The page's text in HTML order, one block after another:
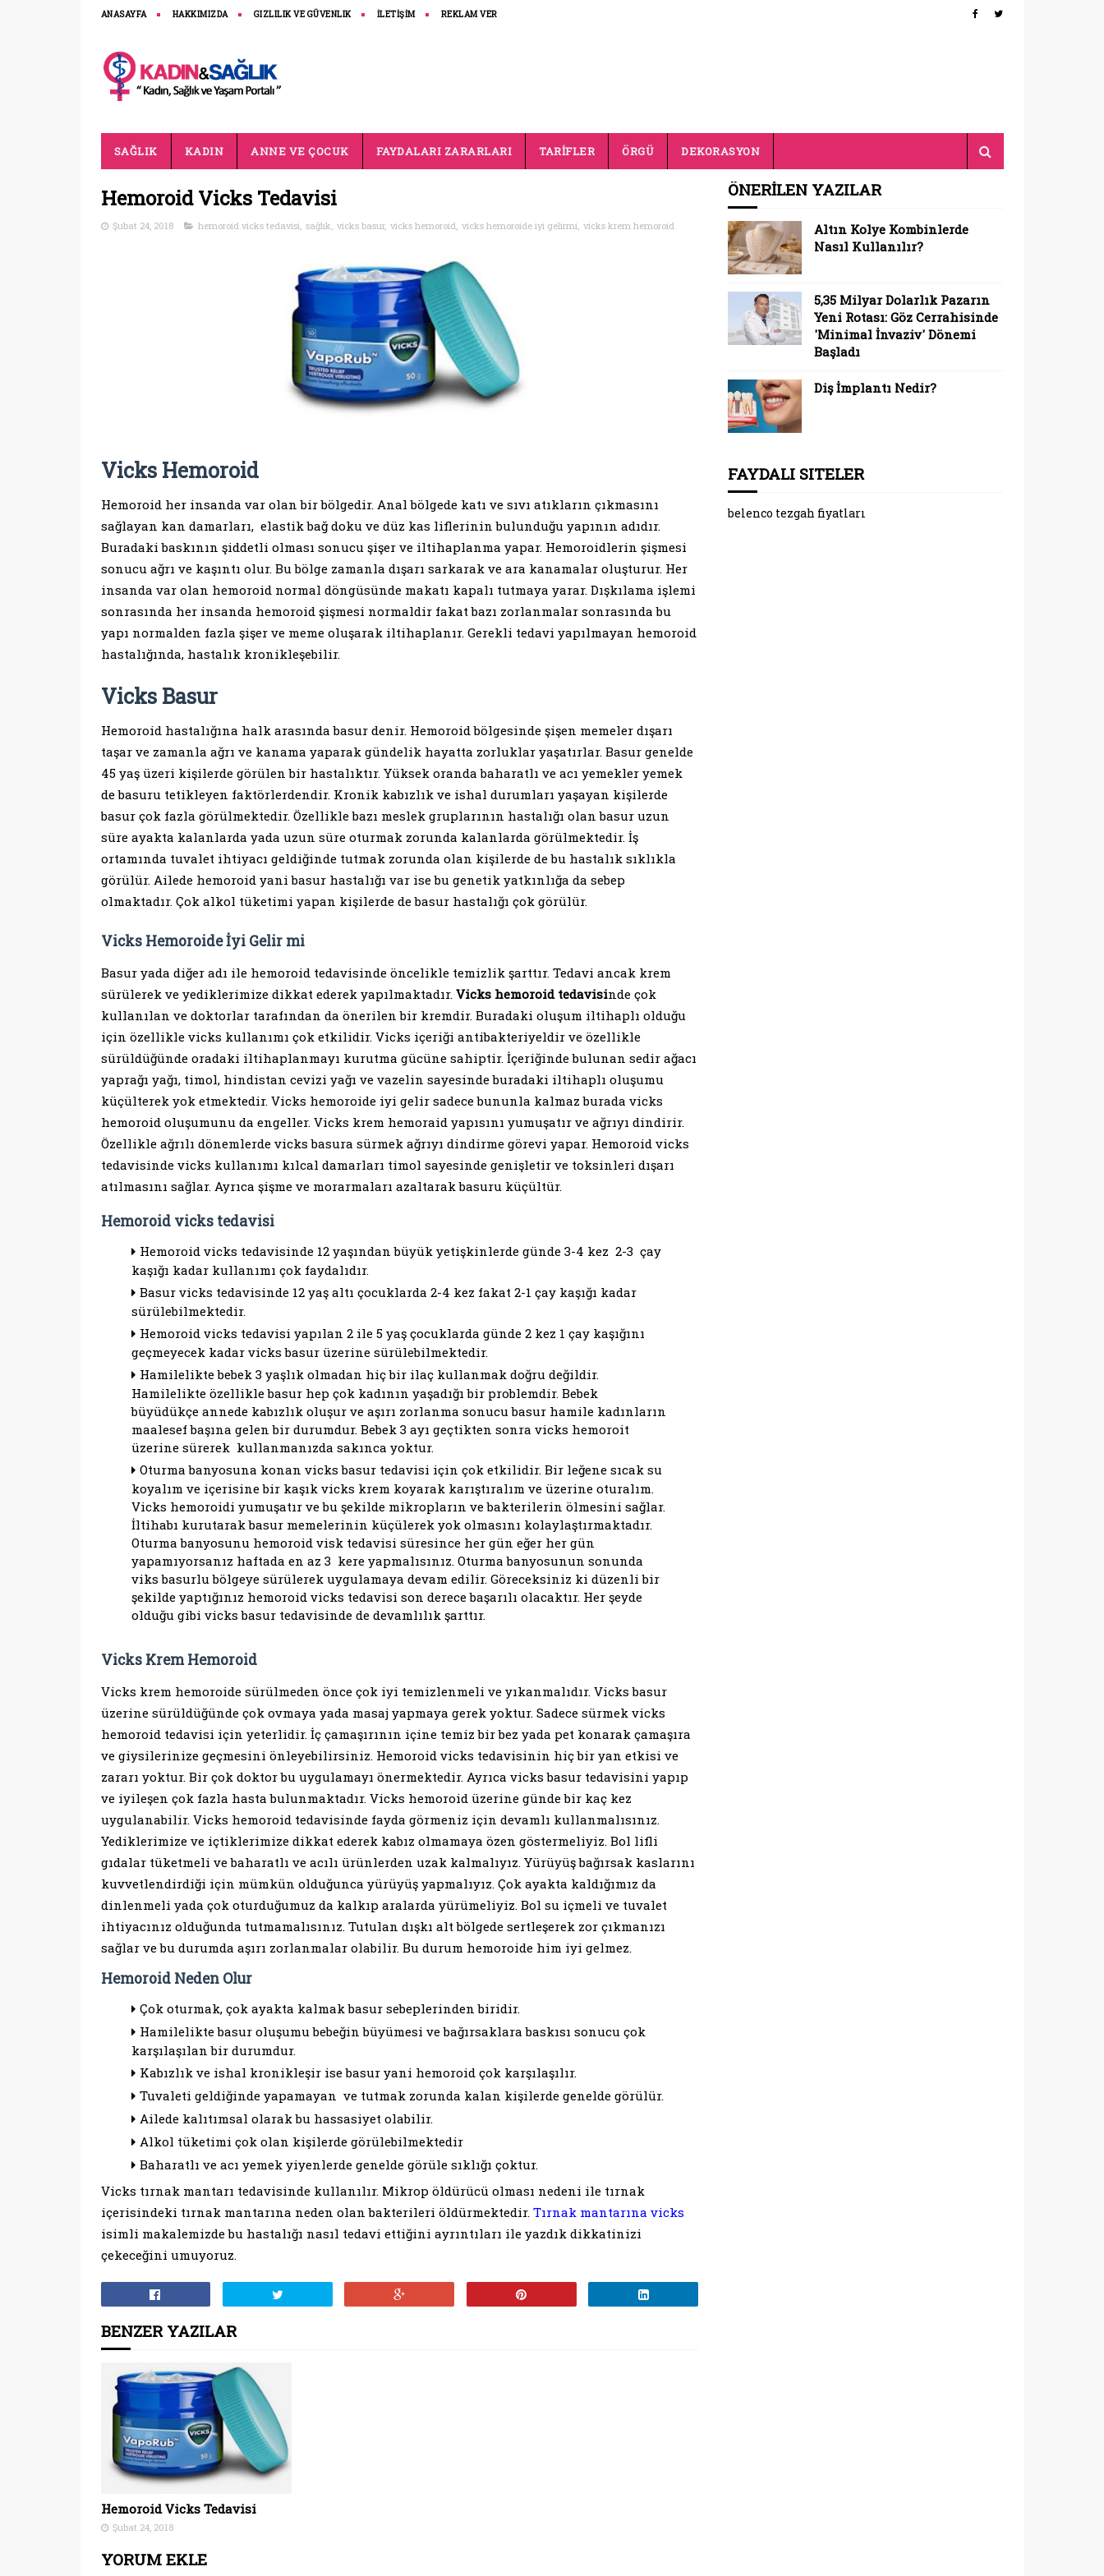
ANASAYFA HAKKIMIZDA GIZLILIK VE GÜVENLIK İLETİŞİM REKLAM VER
SAĞLIK KADIN ANNE VE ÇOCUK FAYDALARI ZARARLARI TARİFLER ÖRGÜ DEKORASYON
Hemoroid Vicks Tedavisi
Şubat 24, 2018 hemoroid vicks tedavisi, sağlık, vicks basur, vicks hemoroid, vicks hemoroide iyi gelirmi, vicks krem hemoroid
Vicks Hemoroid
Hemoroid her insanda var olan bir bölgedir. Anal bölgede katı ve sıvı atıkların çıkmasını
sağlayan kan damarları, elastik bağ doku ve düz kas liflerinin bulunduğu yapının adıdır.
Buradaki baskının şiddetli olması sonucu şişer ve iltihaplanma yapar. Hemoroidlerin şişmesi
sonucu ağrı ve kaşıntı olur. Bu bölge zamanla dışarı sarkarak ve ara kanamalar oluşturur. Her
insanda var olan hemoroid normal döngüsünde makatı kapalı tutmaya yarar. Dışkılama işlemi
sonrasında her insanda hemoroid şişmesi normaldir fakat bazı zorlanmalar sonrasında bu
yapı normalden fazla şişer ve meme oluşarak iltihaplanır. Gerekli tedavi yapılmayan hemoroid
hastalığında, hastalık kronikleşebilir.
Vicks Basur
Hemoroid hastalığına halk arasında basur denir. Hemoroid bölgesinde şişen memeler dışarı
taşar ve zamanla ağrı ve kanama yaparak gündelik hayatta zorluklar yaşatırlar. Basur genelde
45 yaş üzeri kişilerde görülen bir hastalıktır. Yüksek oranda baharatlı ve acı yemekler yemek
de basuru tetikleyen faktörlerdendir. Kronik kabızlık ve ishal durumları yaşayan kişilerde
basur çok fazla görülmektedir. Özellikle bazı meslek gruplarının hastalığı olan basur uzun
süre ayakta kalanlarda yada uzun süre oturmak zorunda kalanlarda görülmektedir. İş
ortamında tuvalet ihtiyacı geldiğinde tutmak zorunda olan kişilerde de bu hastalık sıklıkla
görülür. Ailede hemoroid yani basur hastalığı var ise bu genetik yatkınlığa da sebep
olmaktadır. Çok alkol tüketimi yapan kişilerde de basur hastalığı çok görülür.
Vicks Hemoroide İyi Gelir mi
Basur yada diğer adı ile hemoroid tedavisinde öncelikle temizlik şarttır. Tedavi ancak krem
sürülerek ve yediklerimize dikkat ederek yapılmaktadır. Vicks hemoroid tedavisinde çok
kullanılan ve doktorlar tarafından da önerilen bir kremdir. Buradaki oluşum iltihaplı olduğu
için özellikle vicks kullanımı çok etkilidir. Vicks içeriği antibakteriyeldir ve özellikle
sürüldüğünde oradaki iltihaplanmayı kurutma gücüne sahiptir. İçeriğinde bulunan sedir ağacı
yaprağı yağı, timol, hindistan cevizi yağı ve vazelin sayesinde buradaki iltihaplı oluşumu
küçülterek yok etmektedir. Vicks hemoroide iyi gelir sadece bununla kalmaz burada vicks
hemoroid oluşumunu da engeller. Vicks krem hemoraid yapısını yumuşatır ve ağrıyı dindirir.
Özellikle ağrılı dönemlerde vicks basura sürmek ağrıyı dindirme görevi yapar. Hemoroid vicks
tedavisinde vicks kullanımı kılcal damarları timol sayesinde genişletir ve toksinleri dışarı
atılmasını sağlar. Ayrıca şişme ve morarmaları azaltarak basuru küçültür.
Hemoroid vicks tedavisi
Hemoroid vicks tedavisinde 12 yaşından büyük yetişkinlerde günde 3-4 kez 2-3 çay
kaşığı kadar kullanımı çok faydalıdır.
Basur vicks tedavisinde 12 yaş altı çocuklarda 2-4 kez fakat 2-1 çay kaşığı kadar
sürülebilmektedir.
Hemoroid vicks tedavisi yapılan 2 ile 5 yaş çocuklarda günde 2 kez 1 çay kaşığını
geçmeyecek kadar vicks basur üzerine sürülebilmektedir.
Hamilelikte bebek 3 yaşlık olmadan hiç bir ilaç kullanmak doğru değildir.
Hamilelikte özellikle basur hep çok kadının yaşadığı bir problemdir. Bebek
büyüdükçe annede kabızlık oluşur ve aşırı zorlanma sonucu basur hamile kadınların
maalesef başına gelen bir durumdur. Bebek 3 ayı geçtikten sonra vicks hemoroit
üzerine sürerek kullanmanızda sakınca yoktur.
Oturma banyosuna konan vicks basur tedavisi için çok etkilidir. Bir leğene sıcak su
koyalım ve içerisine bir kaşık vicks krem koyarak karıştıralım ve üzerine oturalım.
Vicks hemoroidi yumuşatır ve bu şekilde mikropların ve bakterilerin ölmesini sağlar.
İltihabı kurutarak basur memelerinin küçülerek yok olmasını kolaylaştırmaktadır.
Oturma banyosunu hemoroid visk tedavisi süresince her gün eğer her gün
yapamıyorsanız haftada en az 3 kere yapmalısınız. Oturma banyosunun sonunda
viks basurlu bölgeye sürülerek uygulamaya devam edilir. Göreceksiniz ki düzenli bir
şekilde yaptığınız hemoroid vicks tedavisi son derece başarılı olacaktır. Her şeyde
olduğu gibi vicks basur tedavisinde de devamlılık şarttır.
Vicks Krem Hemoroid
Vicks krem hemoroide sürülmeden önce çok iyi temizlenmeli ve yıkanmalıdır. Vicks basur
üzerine sürüldüğünde çok ovmaya yada masaj yapmaya gerek yoktur. Sadece sürmek vicks
hemoroid tedavisi için yeterlidir. İç çamaşırının içine temiz bir bez yada pet konarak çamaşıra
ve giysilerinize geçmesini önleyebilirsiniz. Hemoroid vicks tedavisinin hiç bir yan etkisi ve
zararı yoktur. Bir çok doktor bu uygulamayı önermektedir. Ayrıca vicks basur tedavisini yapıp
ve iyileşen çok fazla hasta bulunmaktadır. Vicks hemoroid üzerine günde bir kaç kez
uygulanabilir. Vicks hemoroid tedavisinde fayda görmeniz için devamlı kullanmalısınız.
Yediklerimize ve içtiklerimize dikkat ederek kabız olmamaya özen göstermeliyiz. Bol lifli
gıdalar tüketmeli ve baharatlı ve acılı ürünlerden uzak kalmalıyız. Yürüyüş bağırsak kaslarını
kuvvetlendirdiği için mümkün olduğunca yürüyüş yapmalıyız. Çok ayakta kaldığımız da
dinlenmeli yada çok oturduğumuz da kalkıp aralarda yürümeliyiz. Bol su içmeli ve tuvalet
ihtiyacınız olduğunda tutmamalısınız. Tutulan dışkı alt bölgede sertleşerek zor çıkmanızı
sağlar ve bu durumda aşırı zorlanmalar olabilir. Bu durum hemoroide him iyi gelmez.
Hemoroid Neden Olur
Çok oturmak, çok ayakta kalmak basur sebeplerinden biridir.
Hamilelikte basur oluşumu bebeğin büyümesi ve bağırsaklara baskısı sonucu çok
karşılaşılan bir durumdur.
Kabızlık ve ishal kronikleşir ise basur yani hemoroid çok karşılaşılır.
Tuvaleti geldiğinde yapamayan ve tutmak zorunda kalan kişilerde genelde görülür.
Ailede kalıtımsal olarak bu hassasiyet olabilir.
Alkol tüketimi çok olan kişilerde görülebilmektedir
Baharatlı ve acı yemek yiyenlerde genelde görüle sıklığı çoktur.
Vicks tırnak mantarı tedavisinde kullanılır. Mikrop öldürücü olması nedeni ile tırnak
içerisindeki tırnak mantarına neden olan bakterileri öldürmektedir. Tırnak mantarına vicks
isimli makalemizde bu hastalığı nasıl tedavi ettiğini ayrıntıları ile yazdık dikkatinizi
çekeceğini umuyoruz.
BENZER YAZILAR
Hemoroid Vicks Tedavisi
Şubat 24, 2018
YORUM EKLE
ÖNERİLEN YAZILAR
Altın Kolye Kombinlerde
Nasıl Kullanılır?
5,35 Milyar Dolarlık Pazarın
Yeni Rotası: Göz Cerrahisinde
'Minimal İnvaziv' Dönemi
Başladı
Diş İmplantı Nedir?
FAYDALI SITELER
belenco tezgah fiyatları